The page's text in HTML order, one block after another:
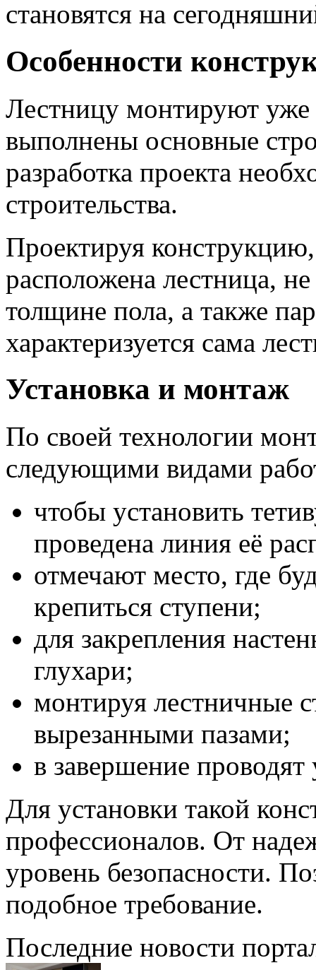
становятся на
Особенности
Лестницу монтируют уже
выполнены основные
разработка проекта
строительства.
Проектируя
расположена лестница,
толщине пола, а также
характеризуется сама
Установка и монтаж
По своей технологии
следующими видами
чтобы установить
проведена линия её
отмечают место, где
крепиться ступени;
для закрепления
глухари;
монтируя лестничные
вырезанными пазами;
в завершение
Для установки такой
профессионалов. От
уровень безопасности.
подобное требование.
Последние новости